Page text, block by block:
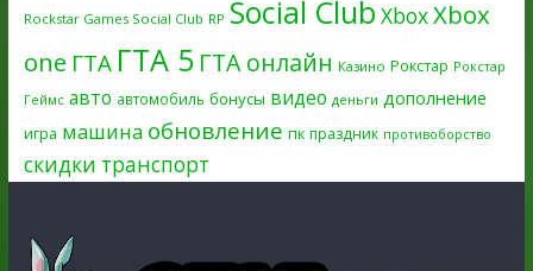
Rockstar Games Social Club RP Social Club XboxXbox
one ГТА ГТА 5 ГТА онлайн Казино Рокстар Рокстар
Геймс авто автомобиль бонусы видео деньги дополнение
игра машина обновление пк праздник противоборство
скидки транспорт